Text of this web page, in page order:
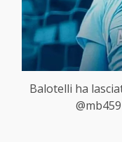
Balotelli ha